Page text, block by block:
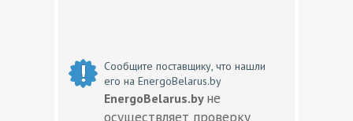
Сообщите поставщику, что нашли
его на EnergoBelarus.by
EnergoBelarus.by не
осуществляет проверку